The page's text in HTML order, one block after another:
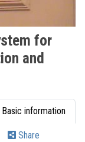
for
and
Basic information
Share